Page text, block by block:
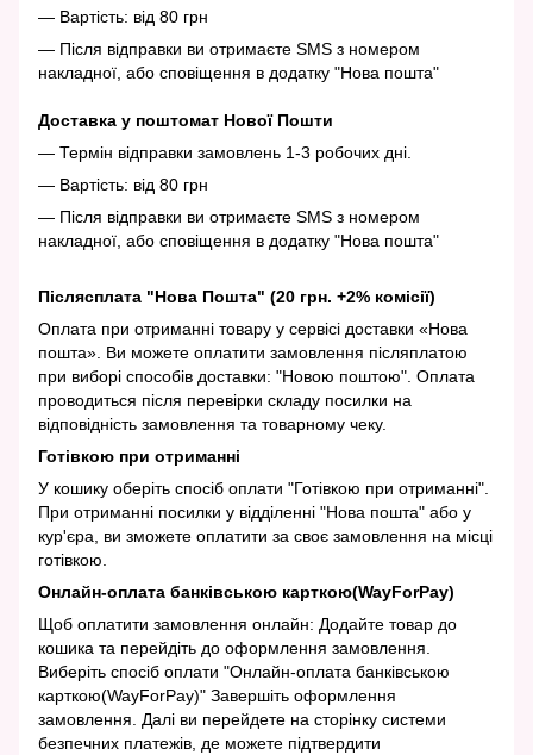
— Вартість: від 80 грн
— Після відправки ви отримаєте SMS з номером
накладної, або сповіщення в додатку "Нова пошта"
Доставка у поштомат Нової Пошти
— Термін відправки замовлень 1-3 робочих дні.
— Вартість: від 80 грн
— Після відправки ви отримаєте SMS з номером
накладної, або сповіщення в додатку "Нова пошта"
Післясплата "Нова Пошта" (20 грн. +2% комісії)
Оплата при отриманні товару у сервісі доставки «Нова
пошта». Ви можете оплатити замовлення післяплатою
при виборі способів доставки: "Новою поштою". Оплата
проводиться після перевірки складу посилки на
відповідність замовлення та товарному чеку.
Готівкою при отриманні
У кошику оберіть спосіб оплати "Готівкою при отриманні".
При отриманні посилки у відділенні "Нова пошта" або у
кур'єра, ви зможете оплатити за своє замовлення на місці
готівкою.
Онлайн-оплата банківською карткою(WayForPay)
Щоб оплатити замовлення онлайн: Додайте товар до
кошика та перейдіть до оформлення замовлення.
Виберіть спосіб оплати "Онлайн-оплата банківською
карткою(WayForPay)" Завершіть оформлення
замовлення. Далі ви перейдете на сторінку системи
безпечних платежів, де можете підтвердити